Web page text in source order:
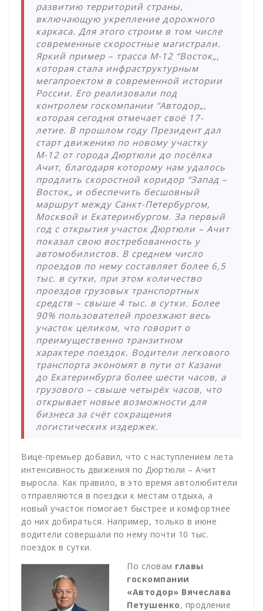
развитию территорий страны,
включающую укрепление дорожного
каркаса. Для этого строим в том числе
современные скоростные магистрали.
Яркий пример – трасса М-12 “Восток„,
которая стала инфраструктурным
мегапроектом в современной истории
России. Его реализовали под
контролем госкомпании “Автодор„,
которая сегодня отмечает своё 17-
летие. В прошлом году Президент дал
старт движению по новому участку
М-12 от города Дюртюли до посёлка
Ачит, благодаря которому нам удалось
продлить скоростной коридор “Запад –
Восток„ и обеспечить бесшовный
маршрут между Санкт-Петербургом,
Москвой и Екатеринбургом. За первый
год с открытия участок Дюртюли – Ачит
показал свою востребованность у
автомобилистов. В среднем число
проездов по нему составляет более 6,5
тыс. в сутки, при этом количество
проездов грузовых транспортных
средств – свыше 4 тыс. в сутки. Более
90% пользователей проезжают весь
участок целиком, что говорит о
преимущественно транзитном
характере поездок. Водители легкового
транспорта экономят в пути от Казани
до Екатеринбурга более шести часов, а
грузового – свыше четырёх часов, что
открывает новые возможности для
бизнеса за счёт сокращения
логистических издержек.
Вице-премьер добавил, что с наступлением лета
интенсивность движения по Дюртюли – Ачит
выросла. Как правило, в это время автолюбители
отправляются в поездки к местам отдыха, а
новый участок помогает быстрее и комфортнее
до них добираться. Например, только в июне
водители совершали по нему почти 10 тыс.
поездок в сутки.
По словам главы
госкомпании
«Автодор» Вячеслава
Петушенко, продление